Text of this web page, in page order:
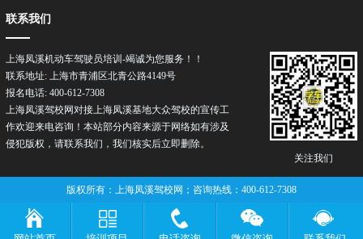
关注我们
联系我们
上海凤溪机动车驾驶员培训-竭诚为您服务！！
联系地址: 上海市青浦区北青公路4149号
报名电话: 400-612-7308
上海凤溪驾校网对接上海凤溪基地大众驾校的宣传工
作欢迎来电咨询！本站部分内容来源于网络如有涉及
侵犯版权，请联系我们，我们核实后立即删除。
版权所有：上海凤溪驾校网；咨询热线：400-612-7308